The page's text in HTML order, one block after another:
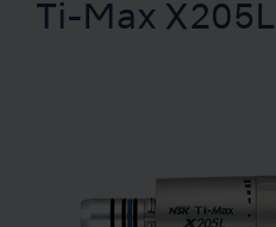
Ti-Max X205L